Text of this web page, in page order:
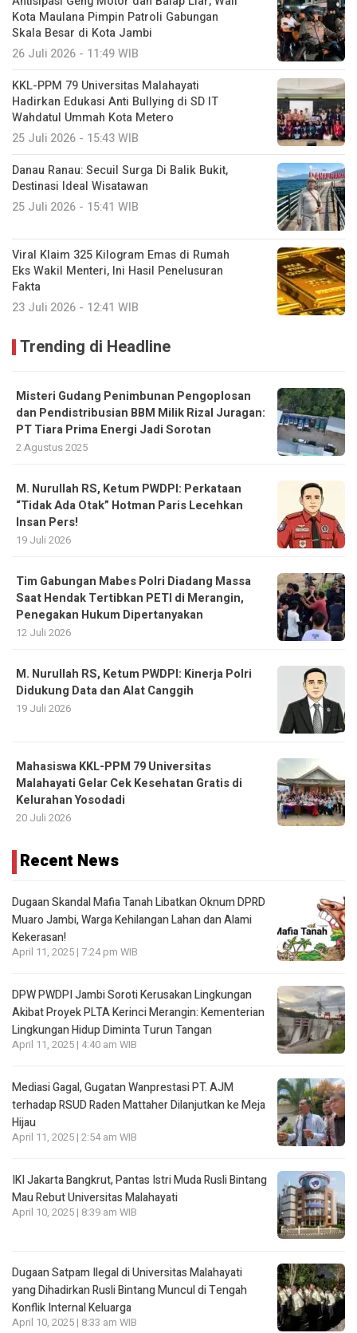
Kota Maulana Pimpin Patroli Gabungan
Skala Besar di Kota Jambi
26 Juli 2026 - 11:49 WIB
KKL-PPM 79 Universitas Malahayati
Hadirkan Edukasi Anti Bullying di SD IT
Wahdatul Ummah Kota Metero
25 Juli 2026 - 15:43 WIB
Danau Ranau: Secuil Surga Di Balik Bukit,
Destinasi Ideal Wisatawan
25 Juli 2026 - 15:41 WIB
Viral Klaim 325 Kilogram Emas di Rumah
Eks Wakil Menteri, Ini Hasil Penelusuran
Fakta
23 Juli 2026 - 12:41 WIB
Trending di Headline
Misteri Gudang Penimbunan Pengoplosan
dan Pendistribusian BBM Milik Rizal Juragan:
PT Tiara Prima Energi Jadi Sorotan
2 Agustus 2025
M. Nurullah RS, Ketum PWDPI: Perkataan
“Tidak Ada Otak” Hotman Paris Lecehkan
Insan Pers!
19 Juli 2026
Tim Gabungan Mabes Polri Diadang Massa
Saat Hendak Tertibkan PETI di Merangin,
Penegakan Hukum Dipertanyakan
12 Juli 2026
M. Nurullah RS, Ketum PWDPI: Kinerja Polri
Didukung Data dan Alat Canggih
19 Juli 2026
Mahasiswa KKL-PPM 79 Universitas
Malahayati Gelar Cek Kesehatan Gratis di
Kelurahan Yosodadi
20 Juli 2026
Recent News
Dugaan Skandal Mafia Tanah Libatkan Oknum DPRD
Muaro Jambi, Warga Kehilangan Lahan dan Alami
Kekerasan!
April 11, 2025 | 7:24 pm WIB
DPW PWDPI Jambi Soroti Kerusakan Lingkungan
Akibat Proyek PLTA Kerinci Merangin: Kementerian
Lingkungan Hidup Diminta Turun Tangan
April 11, 2025 | 4:40 am WIB
Mediasi Gagal, Gugatan Wanprestasi PT. AJM
terhadap RSUD Raden Mattaher Dilanjutkan ke Meja
Hijau
April 11, 2025 | 2:54 am WIB
IKI Jakarta Bangkrut, Pantas Istri Muda Rusli Bintang
Mau Rebut Universitas Malahayati
April 10, 2025 | 8:39 am WIB
Dugaan Satpam Ilegal di Universitas Malahayati
yang Dihadirkan Rusli Bintang Muncul di Tengah
Konflik Internal Keluarga
April 10, 2025 | 8:33 am WIB